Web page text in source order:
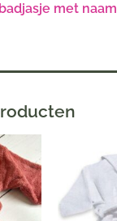
met naam